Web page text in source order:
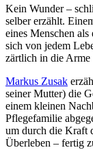
Kein Wunder –
selber erzählt.
eines Menschen
sich von jedem
zärtlich in die Arme
Markus Zusak
seiner Mutter) die
einem kleinen
Pflegefamilie
um durch die Kraft
Überleben – fertig